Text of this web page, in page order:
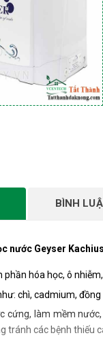
BÌNH
nước Geyser
hóa học, ô
chì, cadmium, đồng
cứng, làm mềm
tránh các bệnh thiếu